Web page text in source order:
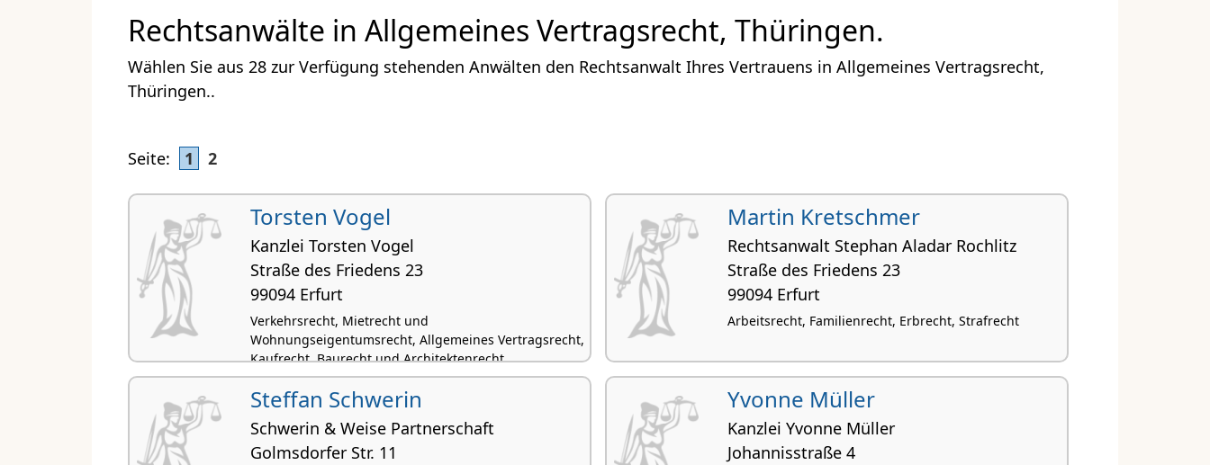
Rechtsanwälte in Allgemeines Vertragsrecht, Thüringen.
Wählen Sie aus 28 zur Verfügung stehenden Anwälten den Rechtsanwalt Ihres Vertrauens in Allgemeines Vertragsrecht,
Thüringen..
Seite: 1 2
Torsten Vogel
Kanzlei Torsten Vogel
Straße des Friedens 23
99094 Erfurt
Verkehrsrecht, Mietrecht und
Wohnungseigentumsrecht, Allgemeines Vertragsrecht,
Kaufrecht, Baurecht und Architektenrecht
Martin Kretschmer
Rechtsanwalt Stephan Aladar Rochlitz
Straße des Friedens 23
99094 Erfurt
Arbeitsrecht, Familienrecht, Erbrecht, Strafrecht
Steffan Schwerin
Schwerin & Weise Partnerschaft
Golmsdorfer Str. 11
Yvonne Müller
Kanzlei Yvonne Müller
Johannis­straße 4